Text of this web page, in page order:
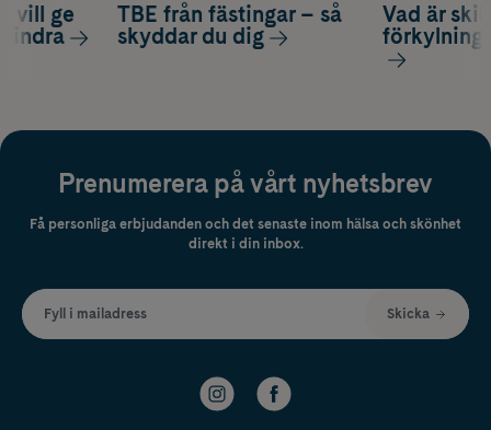
Vad är
förkylning
vill ge
lindra
TBE från fästingar – så
skyddar du dig
Prenumerera på vårt nyhetsbrev
Få personliga erbjudanden och det senaste inom hälsa och skönhet
direkt i din inbox.
Fyll i mailadress Skicka